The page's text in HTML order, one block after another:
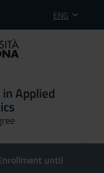
ENG
Applied
until